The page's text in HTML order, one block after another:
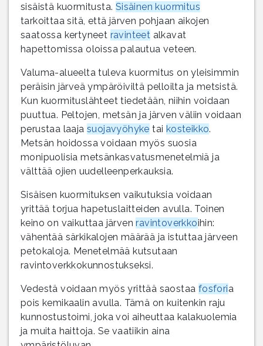
sisäistä kuormitusta. Sisäinen kuormitus
tarkoittaa sitä, että järven pohjaan aikojen
saatossa kertyneet ravinteet alkavat
hapettomissa oloissa palautua veteen.
Valuma-alueelta tuleva kuormitus on yleisimmin
peräisin järveä ympäröiviltä pelloilta ja metsistä.
Kun kuormituslähteet tiedetään, niihin voidaan
puuttua. Peltojen, metsän ja järven väliin voidaan
perustaa laajasuojavyöhyke tai kosteikko.
Metsän hoidossa voidaan myös suosia
monipuolisia metsänkasvatusmenetelmiä ja
välttää ojien uudelleenperkauksia.
Sisäisen kuormituksen vaikutuksia voidaan
yrittää torjua hapetuslaitteiden avulla. Toinen
keino on vaikuttaa järvenravintoverkkoihin:
vähentää särkikalojen määrää ja istuttaa järveen
petokaloja. Menetelmää kutsutaan
ravintoverkkokunnostukseksi.
Vedestä voidaan myös yrittää saostaa fosforia
pois kemikaalin avulla. Tämä on kuitenkin raju
kunnostustoimi, joka voi aiheuttaa kalakuolemia
ja muita haittoja. Se vaatiikin aina